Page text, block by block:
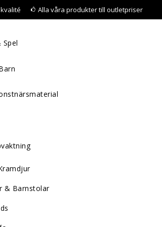
Alla våra produkter till outletpriser
Spel
& Barnstolar